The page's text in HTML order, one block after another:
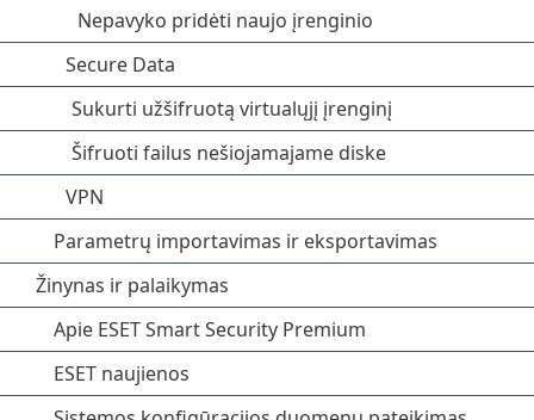
Nepavyko pridėti naujo įrenginio
Secure Data
Sukurti užšifruotą virtualųjį įrenginį
Šifruoti failus nešiojamajame diske
VPN
Parametrų importavimas ir eksportavimas
Žinynas ir palaikymas
Apie ESET Smart Security Premium
ESET naujienos